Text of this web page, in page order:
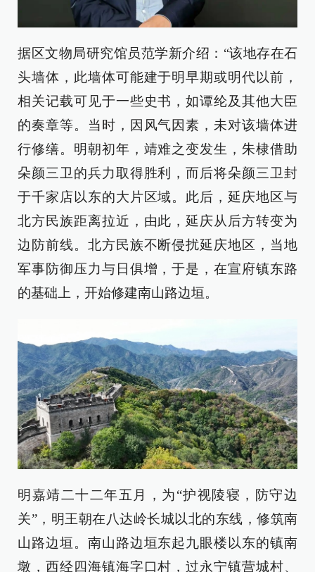
据区文物局研究馆员范学新介绍：“该地存在石
头墙体，此墙体可能建于明早期或明代以前，
相关记载可见于一些史书，如谭纶及其他大臣
的奏章等。当时，因风气因素，未对该墙体进
行修缮。明朝初年，靖难之变发生，朱棣借助
朵颜三卫的兵力取得胜利，而后将朵颜三卫封
于千家店以东的大片区域。此后，延庆地区与
北方民族距离拉近，由此，延庆从后方转变为
边防前线。北方民族不断侵扰延庆地区，当地
军事防御压力与日俱增，于是，在宣府镇东路
的基础上，开始修建南山路边垣。
明嘉靖二十二年五月，为“护视陵寝，防守边
关”，明王朝在八达岭长城以北的东线，修筑南
山路边垣。南山路边垣东起九眼楼以东的镇南
墩，西经四海镇海字口村，过永宁镇营城村、